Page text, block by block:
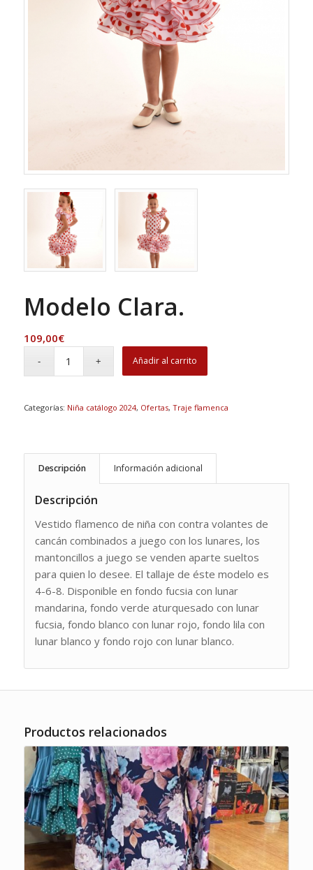
Modelo Clara.
109,00€
Añadir al carrito
Categorías: Niña catálogo 2024, Ofertas, Traje flamenca
Descripción Información adicional
Descripción
Vestido flamenco de niña con contra volantes de
cancán combinados a juego con los lunares, los
mantoncillos a juego se venden aparte sueltos
para quien lo desee. El tallaje de éste modelo es
4-6-8. Disponible en fondo fucsia con lunar
mandarina, fondo verde aturquesado con lunar
fucsia, fondo blanco con lunar rojo, fondo lila con
lunar blanco y fondo rojo con lunar blanco.
Productos relacionados